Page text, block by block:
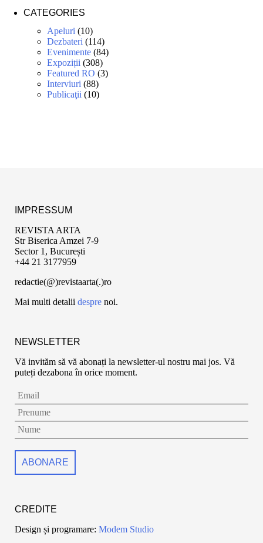
CATEGORIES
Apeluri (10)
Dezbateri (114)
Evenimente (84)
Expoziții (308)
Featured RO (3)
Interviuri (88)
Publicaţii (10)
IMPRESSUM
REVISTA ARTA
Str Biserica Amzei 7-9
Sector 1, București
+44 21 3177959
redactie(@)revistaarta(.)ro
Mai multi detalii despre noi.
NEWSLETTER
Vă invităm să vă abonați la newsletter-ul nostru mai jos. Vă
puteți dezabona în orice moment.
CREDITE
Design și programare: Modem Studio